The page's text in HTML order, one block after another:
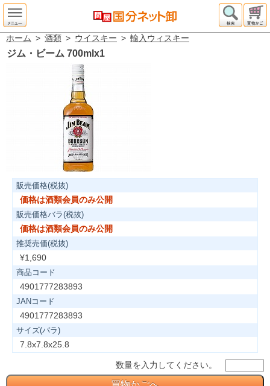
ホーム > 酒類 > ウイスキー > 輸入ウィスキー
ジム・ビーム 700mlx1
販売価格(税抜)
価格は酒類会員のみ公開
販売価格バラ(税抜)
価格は酒類会員のみ公開
推奨売価(税抜)
¥1,690
商品コード
4901777283893
JANコード
4901777283893
サイズ(バラ)
7.8x7.8x25.8
数量を入力してください。